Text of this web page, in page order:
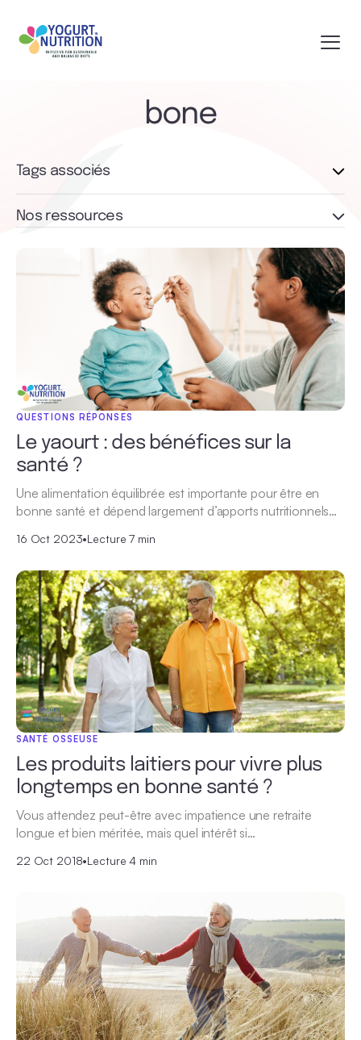
bone
QUESTIONS RÉPONSES
Le yaourt : des bénéfices sur la
santé ?
Une alimentation équilibrée est importante pour être en
bonne santé et dépend largement d’apports nutritionnels…
16 Oct 2023•Lecture 7 min
SANTÉ OSSEUSE
Les produits laitiers pour vivre plus
longtemps en bonne santé ?
Vous attendez peut-être avec impatience une retraite
longue et bien méritée, mais quel intérêt si…
22 Oct 2018•Lecture 4 min
Tags associés
Nos ressources